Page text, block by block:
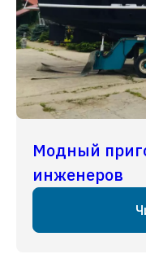
Модный
инженеров